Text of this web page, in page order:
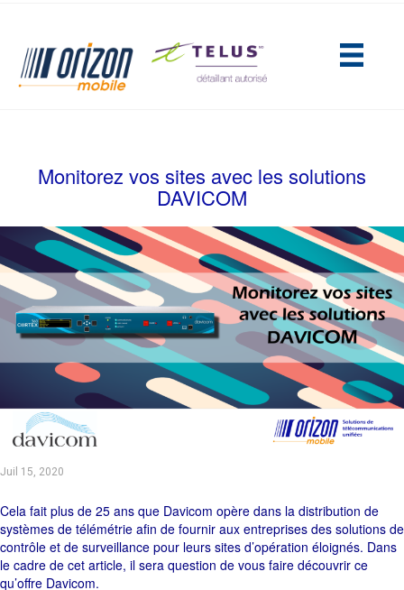
(opens in new tab)
Monitorez vos sites avec les solutions
DAVICOM
Juil 15, 2020
Cela fait plus de 25 ans que Davicom opère dans la distribution de
systèmes de télémétrie afin de fournir aux entreprises des solutions de
contrôle et de surveillance pour leurs sites d’opération éloignés. Dans
le cadre de cet article, il sera question de vous faire découvrir ce
qu’offre Davicom.